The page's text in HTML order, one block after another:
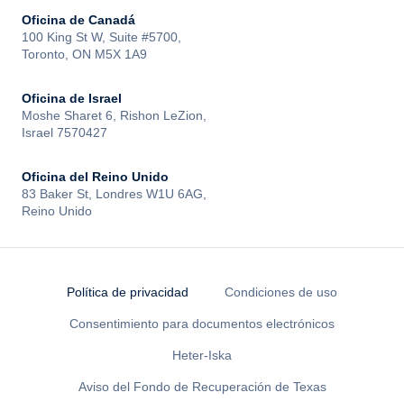
Oficina de Canadá
100 King St W, Suite #5700,
Toronto, ON M5X 1A9
Oficina de Israel
Moshe Sharet 6, Rishon LeZion,
Israel 7570427
Oficina del Reino Unido
83 Baker St, Londres W1U 6AG,
Reino Unido
Política de privacidad Condiciones de uso
Consentimiento para documentos electrónicos
Heter-Iska
Aviso del Fondo de Recuperación de Texas